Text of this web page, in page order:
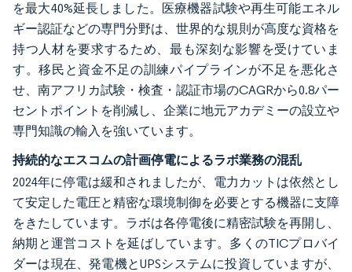
を最大40%延長しました。医療機器試験や再生可能エネル
ギー認証などの専門分野は、世界的な規則が高度な資格を
持つ人材を要求するため、最も深刻な影響を受けていま
す。移民と資金不足の訓練パイプラインが不足を悪化さ
せ、南アフリカ試験・検査・認証市場のCAGRから0.8パー
セントポイントを削減し、企業に地元アカデミーの設立や
専門知識の輸入を強いています。
持続的なエスコムの計画停電によるラボ業務の混乱
2024年に停電は緩和されましたが、電力カットは依然とし
て安定した電圧と精密な環境制御を必要とする機器に支障
をきたしています。ラボは各停電後に精密試験を再開し、
納期と運営コストを延ばしています。多くのTICプロバイ
ダーは現在、発電機とUPSシステムに投資していますが、